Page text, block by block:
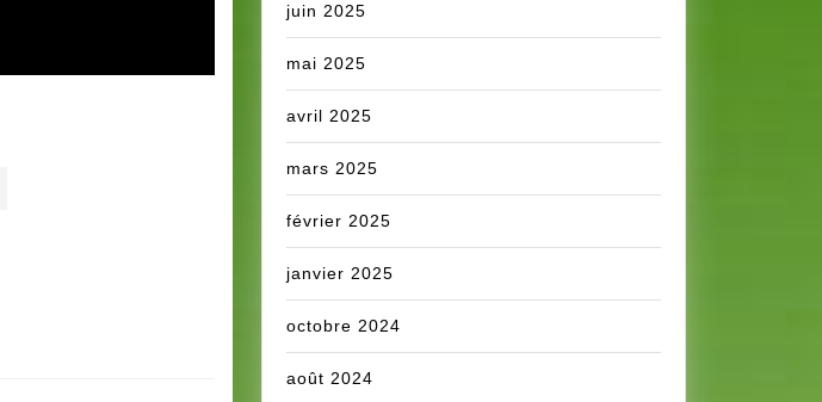
juin 2025
mai 2025
avril 2025
mars 2025
février 2025
janvier 2025
octobre 2024
août 2024